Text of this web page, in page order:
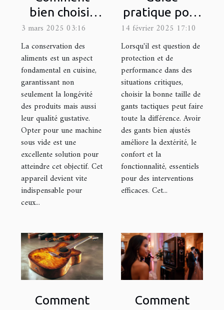
bien choisir
une machine
sous vide pour
votre cuisine
3 mars 2025 03:16
La conservation des
aliments est un aspect
fondamental en cuisine,
garantissant non
seulement la longévité
des produits mais aussi
leur qualité gustative.
Opter pour une machine
sous vide est une
excellente solution pour
atteindre cet objectif. Cet
appareil devient vite
indispensable pour
ceux...
pratique pour
choisir la taille
appropriée de
gants
tactiques
14 février 2025 17:10
Lorsqu'il est question de
protection et de
performance dans des
situations critiques,
choisir la bonne taille de
gants tactiques peut faire
toute la différence. Avoir
des gants bien ajustés
améliore la dextérité, le
confort et la
fonctionnalité, essentiels
pour des interventions
efficaces. Cet...
Comment
Comment